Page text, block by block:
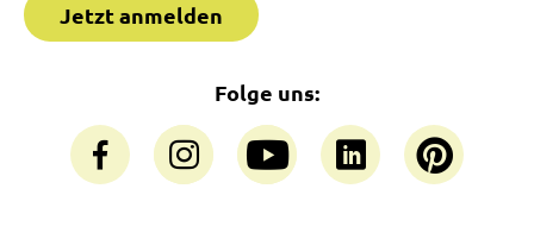
Jetzt anmelden
Folge uns: